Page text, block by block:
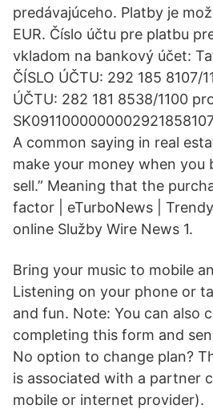
predávajúceho. Platby je
EUR. Číslo účtu pre platbu
vkladom na bankový účet:
ČÍSLO ÚČTU: 292 185 8107/
ÚČTU: 282 181 8538/1100
A common saying in real
make your money when you
sell.” Meaning that the
factor | eTurboNews |
online Služby Wire News 1.
Bring your music to mobile
Listening on your phone or
and fun. Note: You can also
completing this form and
No option to change plan?
is associated with a partner
mobile or internet provider).